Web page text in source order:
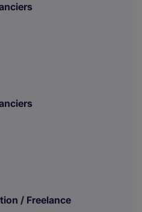
/ Freelance